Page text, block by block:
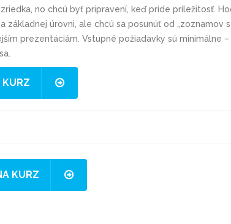
no chcú byť pripravení, keď príde príležitosť.
základnej úrovni, ale chcú sa posunúť od „zoznamov
prezentáciám. Vstupné požiadavky sú minimálne
KURZ
KURZ